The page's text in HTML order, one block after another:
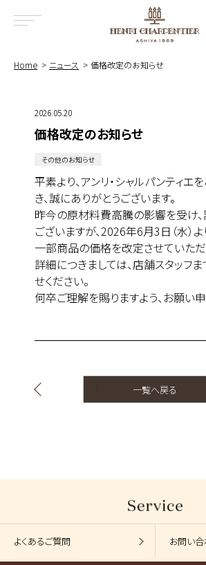
Home ニュース 価格改定のお知らせ
2026.05.20
価格改定のお知らせ
その他のお知らせ
平素より、アンリ・シャルパンティエ
き、誠にありがとうございます。
昨今の原材料費高騰の影響を受け
ございますが、2026年6月3日（水）
一部商品の価格を改定させていただ
詳細につきましては、店舗スタッフ
せください。
何卒ご理解を賜りますよう、お願い
一覧へ戻る
よくあるご質問 お問い